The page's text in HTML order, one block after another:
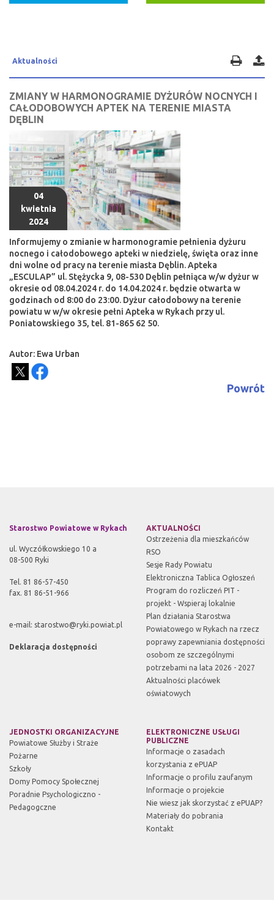
Aktualności
ZMIANY W HARMONOGRAMIE DYŻURÓW NOCNYCH I
CAŁODOBOWYCH APTEK NA TERENIE MIASTA
DĘBLIN
04
kwietnia
2024
Informujemy o zmianie w harmonogramie pełnienia dyżuru
nocnego i całodobowego apteki w niedzielę, święta oraz inne
dni wolne od pracy na terenie miasta Dęblin. Apteka
„ESCULAP” ul. Stężycka 9, 08-530 Dęblin pełniąca w/w dyżur w
okresie od 08.04.2024 r. do 14.04.2024 r. będzie otwarta w
godzinach od 8:00 do 23:00. Dyżur całodobowy na terenie
powiatu w w/w okresie pełni Apteka w Rykach przy ul.
Poniatowskiego 35, tel. 81-865 62 50.
Autor: Ewa Urban
Powrót
Starostwo Powiatowe w Rykach
ul. Wyczółkowskiego 10 a
08-500 Ryki
Tel. 81 86-57-450
fax. 81 86-51-966
e-mail: starostwo@ryki.powiat.pl
Deklaracja dostępności
AKTUALNOŚCI
Ostrzeżenia dla mieszkańców
RSO
Sesje Rady Powiatu
Elektroniczna Tablica Ogłoszeń
Program do rozliczeń PIT -
projekt - Wspieraj lokalnie
Plan działania Starostwa
Powiatowego w Rykach na rzecz
poprawy zapewniania dostępności
osobom ze szczególnymi
potrzebami na lata 2026 - 2027
Aktualności placówek
oświatowych
JEDNOSTKI ORGANIZACYJNE
Powiatowe Służby i Straże
Pożarne
Szkoły
Domy Pomocy Społecznej
Poradnie Psychologiczno -
Pedagogczne
ELEKTRONICZNE USŁUGI
PUBLICZNE
Informacje o zasadach
korzystania z ePUAP
Informacje o profilu zaufanym
Informacje o projekcie
Nie wiesz jak skorzystać z ePUAP?
Materiały do pobrania
Kontakt